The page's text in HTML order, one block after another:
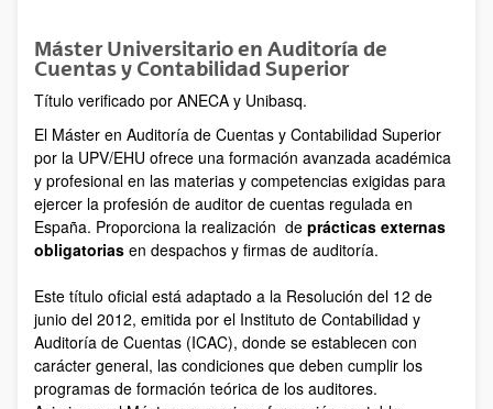
Máster Universitario en Auditoría de
Cuentas y Contabilidad Superior
Título verificado por ANECA y Unibasq.
El Máster en Auditoría de Cuentas y Contabilidad Superior
por la UPV/EHU ofrece una formación avanzada académica
y profesional en las materias y competencias exigidas para
ejercer la profesión de auditor de cuentas regulada en
España. Proporciona la realización de prácticas externas
obligatorias en despachos y firmas de auditoría.
Este título oficial está adaptado a la Resolución del 12 de
junio del 2012, emitida por el Instituto de Contabilidad y
Auditoría de Cuentas (ICAC), donde se establecen con
carácter general, las condiciones que deben cumplir los
programas de formación teórica de los auditores.